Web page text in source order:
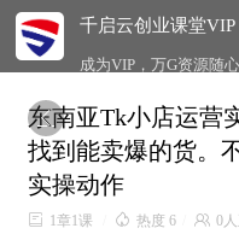
千启云创业课堂VIP
成为VIP，万G资源随心

东南亚Tk小店运营
找到能卖爆的货。
实操动作
 1章1课  热度 6  0